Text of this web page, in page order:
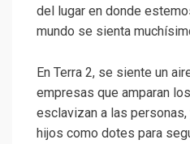
del lugar en donde
mundo se sienta
En Terra 2, se siente un
empresas que amparan
esclavizan a las
hijos como dotes para